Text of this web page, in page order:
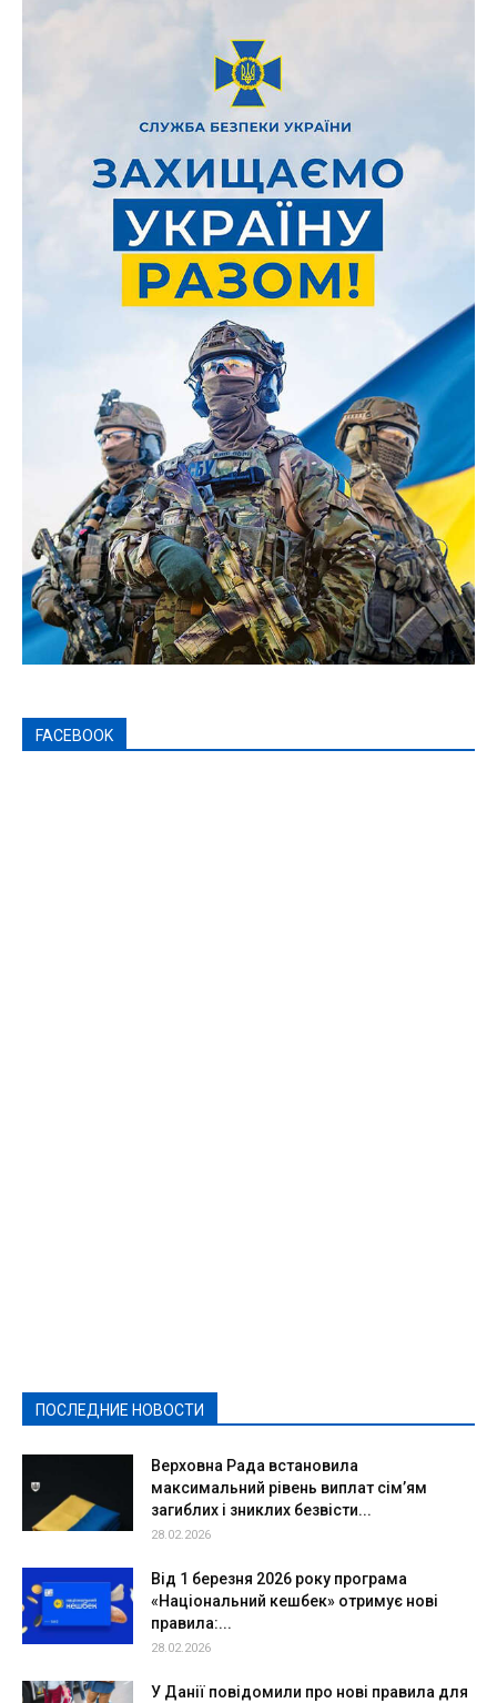
FACEBOOK
ПОСЛЕДНИЕ НОВОСТИ
Верховна Рада встановила
максимальний рівень виплат сім’ям
загиблих і зниклих безвісти...
28.02.2026
Від 1 березня 2026 року програма
«Національний кешбек» отримує нові
правила:...
28.02.2026
У Данії повідомили про нові правила для